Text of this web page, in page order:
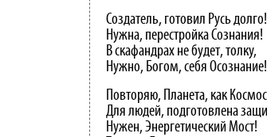
Создатель, готовил Русь долго!
Нужна, перестройка Сознания!
В скафандрах не будет, толку,
Нужно, Богом, себя Осознание!
Повторяю, Планета, как
Для людей, подготовлена
Нужен, Энергетический Мост!